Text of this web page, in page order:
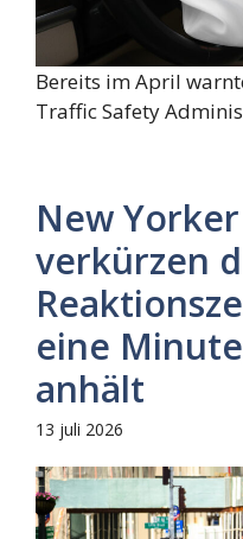
Bereits im April
Traffic Safety
New
verkürzen
eine
anhält
13 juli 2026